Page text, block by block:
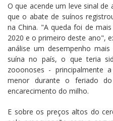
O que acende um leve sinal
que o abate de suínos
na China. "A queda foi de
2020 e o primeiro deste ano",
análise um desempenho
suína no país, o que teria
zooonoses - principalmente
menor durante o feriado
encarecimento do milho.
E sobre os preços altos do